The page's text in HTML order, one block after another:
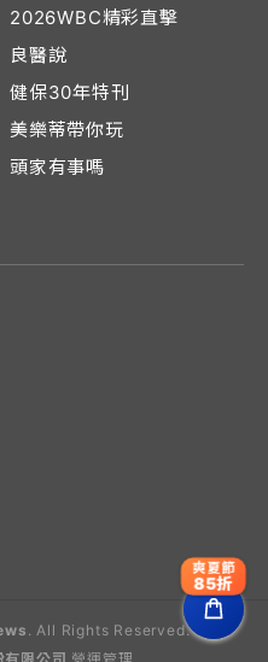
2026WBC精彩直擊
良醫說
健保30年特刊
美樂蒂帶你玩
頭家有事嗎
. All Rights Reserved.
爽夏節
85折